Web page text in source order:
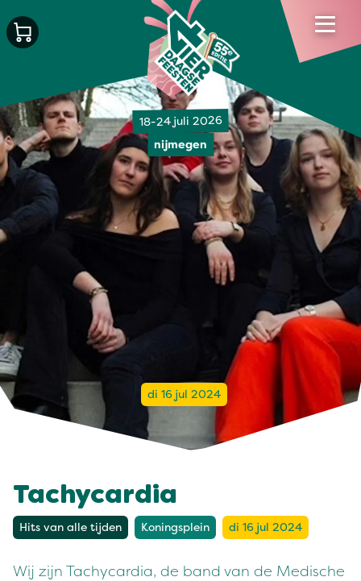
18-24 juli 2026
nijmegen
di 16 jul 2024
Tachycardia
Hits van alle tijden Koningsplein di 16 jul 2024
Wij zijn Tachycardia, de band van de Medische